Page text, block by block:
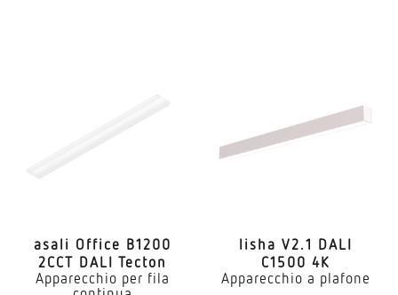
asali Office B1200
2CCT DALI Tecton
Apparecchio per fila
lisha V2.1 DALI
C1500 4K
Apparecchio a plafone